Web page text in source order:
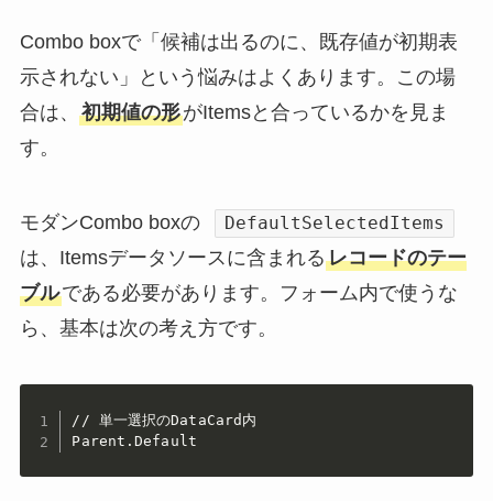
Combo boxで「候補は出るのに、既存値が初期表
示されない」という悩みはよくあります。この場
合は、 初期値の形がItemsと合っているかを見ま
す。
モダンCombo boxの DefaultSelectedItems
は、Itemsデータソースに含まれるレコードのテー
ブルである必要があります。フォーム内で使うな
ら、基本は次の考え方です。
// 単一選択のDataCard内
Parent.Default